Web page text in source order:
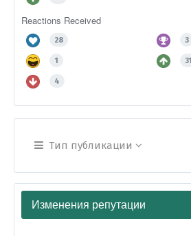
Reactions Received
28 3
1 31
4
Тип публикации
Изменения репутации